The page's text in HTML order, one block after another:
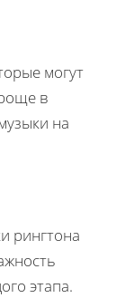
могут
в
на
рингтона
этапа.